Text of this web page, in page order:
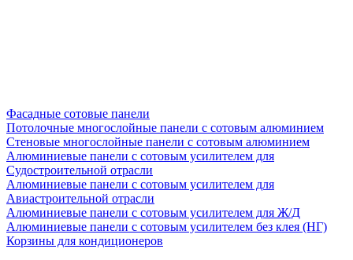
Фасадные сотовые панели
Потолочные многослойные панели с сотовым алюминием
Стеновые многослойные панели с сотовым алюминием
Алюминиевые панели с сотовым усилителем для
Судостроительной отрасли
Алюминиевые панели с сотовым усилителем для
Авиастроительной отрасли
Алюминиевые панели с сотовым усилителем для Ж/Д
Алюминиевые панели с сотовым усилителем без клея (НГ)
Корзины для кондиционеров